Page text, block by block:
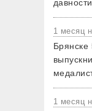
давности
1 месяц
Брянске
1 месяц